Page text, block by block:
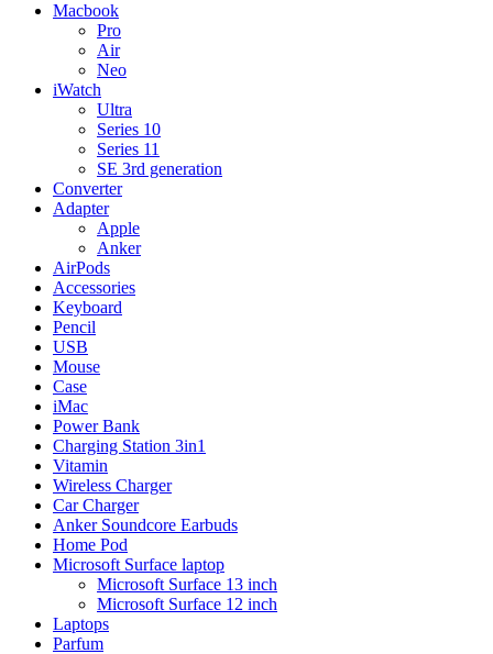
Macbook
Pro
Air
Neo
iWatch
Ultra
Series 10
Series 11
SE 3rd generation
Converter
Adapter
Apple
Anker
AirPods
Accessories
Keyboard
Pencil
USB
Mouse
Case
iMac
Power Bank
Charging Station 3in1
Vitamin
Wireless Charger
Car Charger
Anker Soundcore Earbuds
Home Pod
Microsoft Surface laptop
Microsoft Surface 13 inch
Microsoft Surface 12 inch
Laptops
Parfum